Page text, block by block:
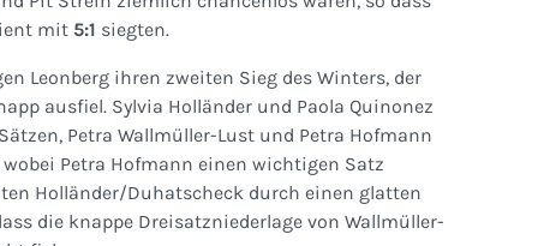
mit 5:1 siegten.
Leonberg ihren zweiten Sieg des Winters, der
ausfiel. Sylvia Holländer und Paola Quinonez
Petra Wallmüller-Lust und Petra Hofmann
Petra Hofmann einen wichtigen Satz
Holländer/Duhatscheck durch einen glatten
die knappe Dreisatzniederlage von Wallmüller-